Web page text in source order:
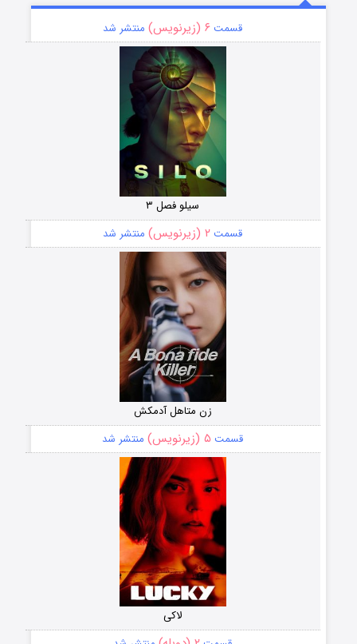
قسمت ۶ (زیرنویس) منتشر شد
سیلو فصل ۳
قسمت ۲ (زیرنویس) منتشر شد
زن متاهل آدمکش
قسمت ۵ (زیرنویس) منتشر شد
لاکی